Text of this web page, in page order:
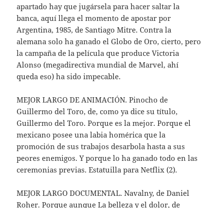
apartado hay que jugársela para hacer saltar la
banca, aquí llega el momento de apostar por
Argentina, 1985, de Santiago Mitre. Contra la
alemana solo ha ganado el Globo de Oro, cierto, pero
la campaña de la película que produce Victoria
Alonso (megadirectiva mundial de Marvel, ahí
queda eso) ha sido impecable.
MEJOR LARGO DE ANIMACIÓN. Pinocho de
Guillermo del Toro, de, como ya dice su título,
Guillermo del Toro. Porque es la mejor. Porque el
mexicano posee una labia homérica que la
promoción de sus trabajos desarbola hasta a sus
peores enemigos. Y porque lo ha ganado todo en las
ceremonias previas. Estatuilla para Netflix (2).
MEJOR LARGO DOCUMENTAL. Navalny, de Daniel
Roher. Porque aunque La belleza y el dolor, de